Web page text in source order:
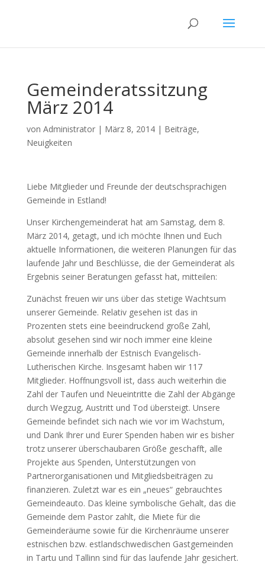
Gemeinderatssitzung
März 2014
von Administrator| März 8, 2014| Beiträge,
Neuigkeiten
Liebe Mitglieder und Freunde der deutschsprachigen
Gemeinde in Estland!
Unser Kirchengemeinderat hat am Samstag, dem 8.
März 2014, getagt, und ich möchte Ihnen und Euch
aktuelle Informationen, die weiteren Planungen für das
laufende Jahr und Beschlüsse, die der Gemeinderat als
Ergebnis seiner Beratungen gefasst hat, mitteilen:
Zunächst freuen wir uns über das stetige Wachtsum
unserer Gemeinde. Relativ gesehen ist das in
Prozenten stets eine beeindruckend große Zahl,
absolut gesehen sind wir noch immer eine kleine
Gemeinde innerhalb der Estnisch Evangelisch-
Lutherischen Kirche. Insgesamt haben wir 117
Mitglieder. Hoffnungsvoll ist, dass auch weiterhin die
Zahl der Taufen und Neueintritte die Zahl der Abgänge
durch Wegzug, Austritt und Tod übersteigt. Unsere
Gemeinde befindet sich nach wie vor im Wachstum,
und Dank Ihrer und Eurer Spenden haben wir es bisher
trotz unserer überschaubaren Größe geschafft, alle
Projekte aus Spenden, Unterstützungen von
Partnerorganisationen und Mitgliedsbeiträgen zu
finanzieren. Zuletzt war es ein „neues“ gebrauchtes
Gemeindeauto. Das kleine symbolische Gehalt, das die
Gemeinde dem Pastor zahlt, die Miete für die
Gemeinderäume sowie für die Kirchenräume unserer
estnischen bzw. estlandschwedischen Gastgemeinden
in Tartu und Tallinn sind für das laufende Jahr gesichert.